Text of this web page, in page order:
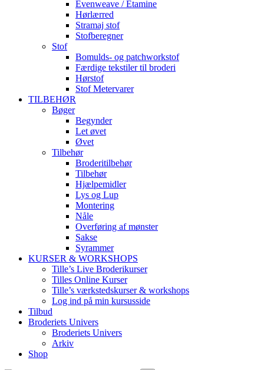
Evenweave / Etamine
Hørlærred
Stramaj stof
Stofberegner
Stof
Bomulds- og patchworkstof
Færdige tekstiler til broderi
Hørstof
Stof Metervarer
TILBEHØR
Bøger
Begynder
Let øvet
Øvet
Tilbehør
Broderitilbehør
Tilbehør
Hjælpemidler
Lys og Lup
Montering
Nåle
Overføring af mønster
Sakse
Syrammer
KURSER & WORKSHOPS
Tille’s Live Broderikurser
Tilles Online Kurser
Tille’s værkstedskurser & workshops
Log ind på min kursusside
Tilbud
Broderiets Univers
Broderiets Univers
Arkiv
Shop